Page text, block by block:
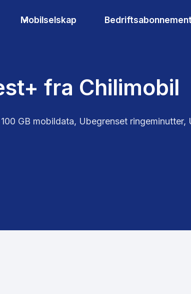
Mobilselskap Bedriftsabonnement
fra Chilimobil
GB mobildata, Ubegrenset ringeminutter,